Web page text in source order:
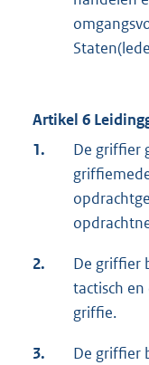
Artikel 6
1.
De griffier
2.
De griffier
tactisch
griffie.
3.
De griffier